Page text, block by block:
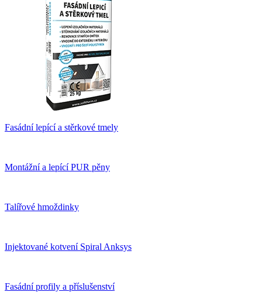
Fasádní lepící a stěrkové tmely
Montážní a lepící PUR pěny
Talířové hmoždinky
Injektované kotvení Spiral Anksys
Fasádní profily a příslušenství